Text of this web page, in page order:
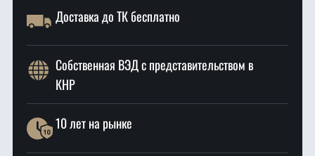
Доставка до ТК бесплатно
Собственная ВЭД с представительством в
КНР
10 лет на рынке